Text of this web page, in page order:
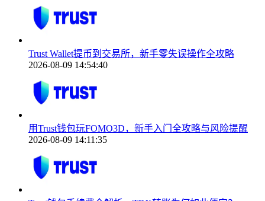
Trust Wallet提币到交易所，新手零失误操作全攻略
2026-08-09 14:54:40
用Trust钱包玩FOMO3D，新手入门全攻略与风险提醒
2026-08-09 14:11:35